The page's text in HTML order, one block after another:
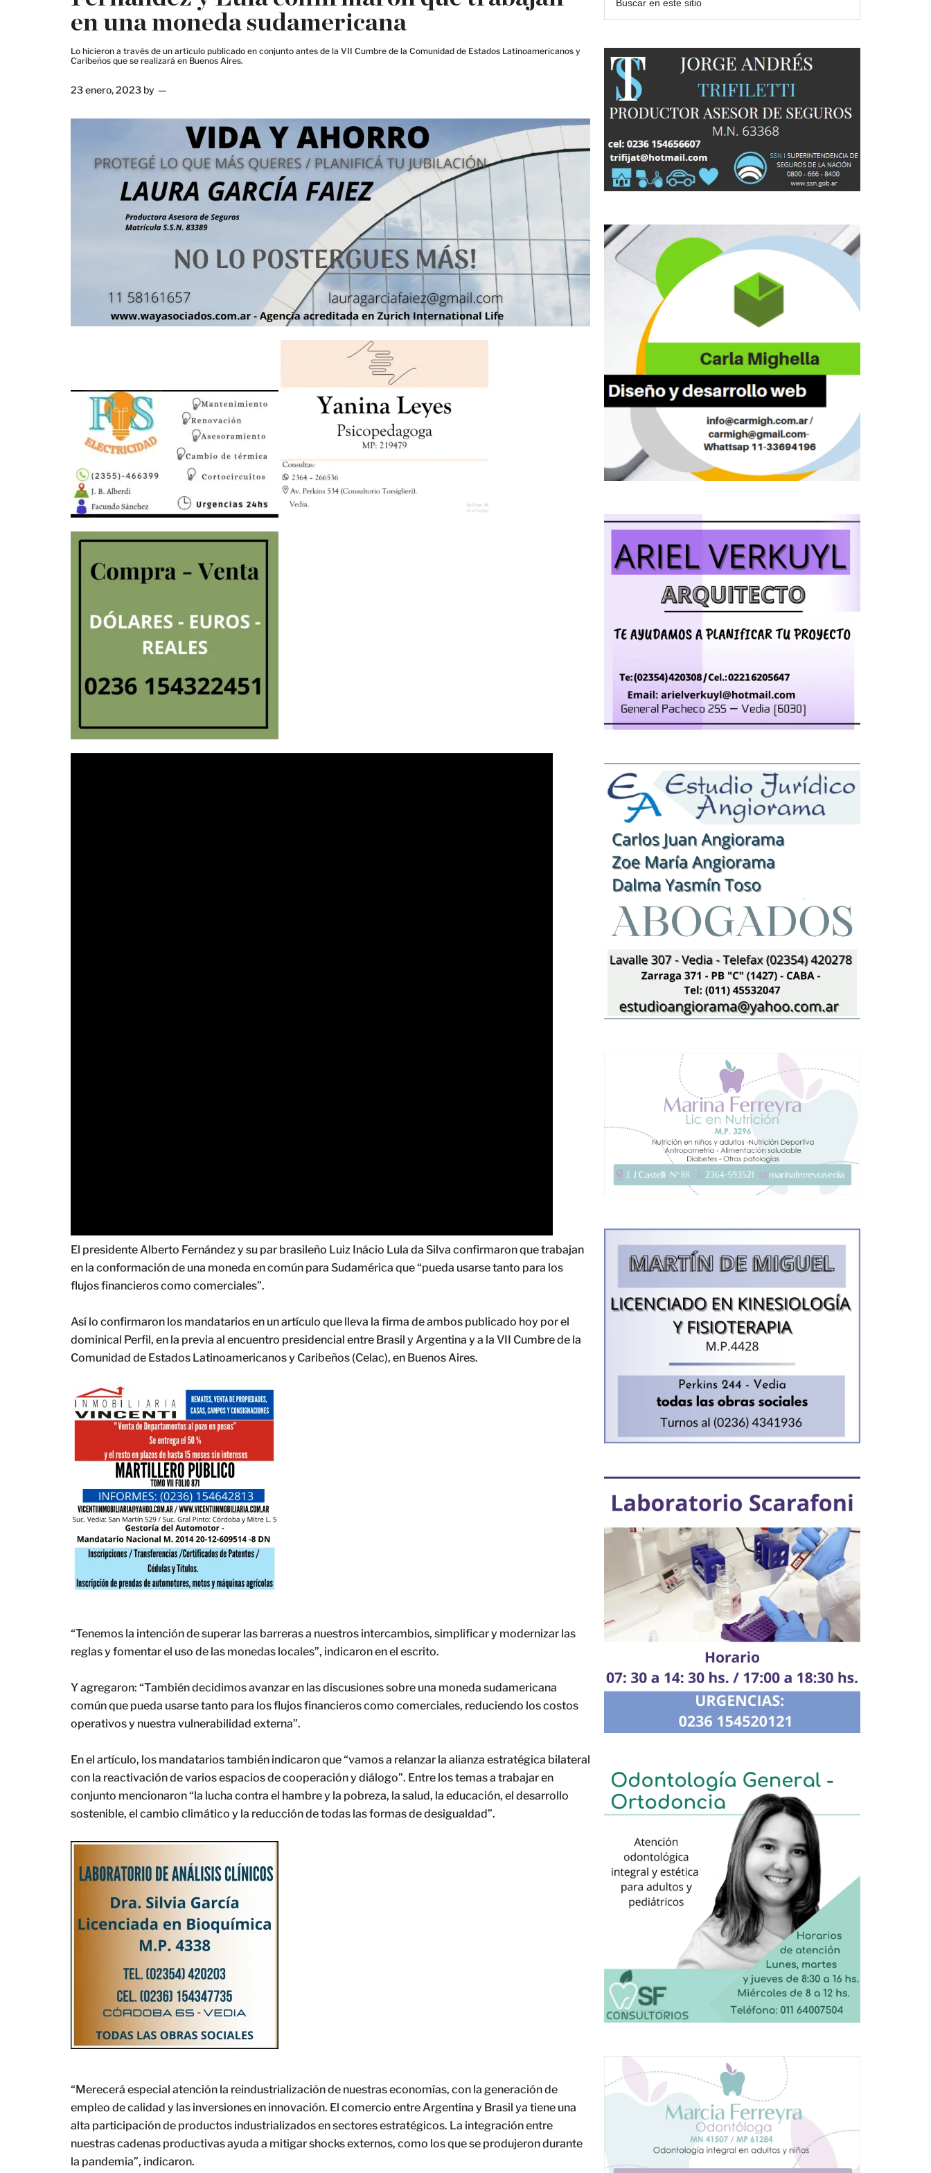
en una moneda sudamericana
Lo hicieron a través de un artículo publicado en conjunto antes de la VII Cumbre de la Comunidad de Estados Latinoamericanos y
Caribeños que se realizará en Buenos Aires.
23 enero, 2023 by
El presidente Alberto Fernández y su par brasileño Luiz Inácio Lula da Silva confirmaron que trabajan
en la conformación de una moneda en común para Sudamérica que “pueda usarse tanto para los
flujos financieros como comerciales”.
Así lo confirmaron los mandatarios en un artículo que lleva la firma de ambos publicado hoy por el
dominical Perfil, en la previa al encuentro presidencial entre Brasil y Argentina y a la VII Cumbre de la
Comunidad de Estados Latinoamericanos y Caribeños (Celac), en Buenos Aires.
“Tenemos la intención de superar las barreras a nuestros intercambios, simplificar y modernizar las
reglas y fomentar el uso de las monedas locales”, indicaron en el escrito.
Y agregaron: “También decidimos avanzar en las discusiones sobre una moneda sudamericana
común que pueda usarse tanto para los flujos financieros como comerciales, reduciendo los costos
operativos y nuestra vulnerabilidad externa”.
En el artículo, los mandatarios también indicaron que “vamos a relanzar la alianza estratégica bilateral
con la reactivación de varios espacios de cooperación y diálogo”. Entre los temas a trabajar en
conjunto mencionaron “la lucha contra el hambre y la pobreza, la salud, la educación, el desarrollo
sostenible, el cambio climático y la reducción de todas las formas de desigualdad”.
“Merecerá especial atención la reindustrialización de nuestras economías, con la generación de
empleo de calidad y las inversiones en innovación. El comercio entre Argentina y Brasil ya tiene una
alta participación de productos industrializados en sectores estratégicos. La integración entre
nuestras cadenas productivas ayuda a mitigar shocks externos, como los que se produjeron durante
la pandemia”, indicaron.